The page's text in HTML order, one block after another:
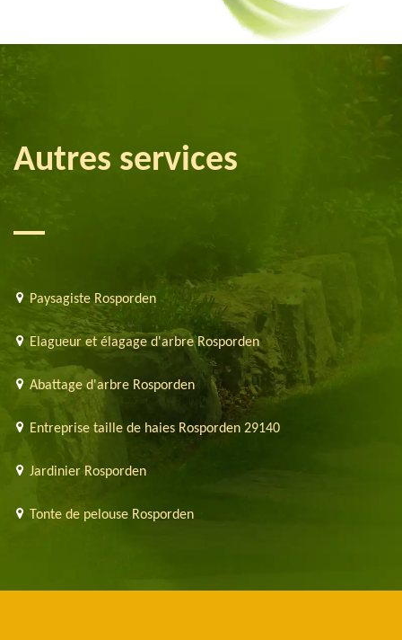
Autres services
Paysagiste Rosporden
Elagueur et élagage d'arbre Rosporden
Abattage d'arbre Rosporden
Entreprise taille de haies Rosporden 29140
Jardinier Rosporden
Tonte de pelouse Rosporden